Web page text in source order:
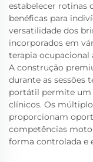
estabelecer rotinas
benéficas para
versatilidade dos
incorporados em
terapia ocupacional
A construção
durante as sessões
portátil permite um
clínicos. Os
proporcionam
competências
forma controlada e